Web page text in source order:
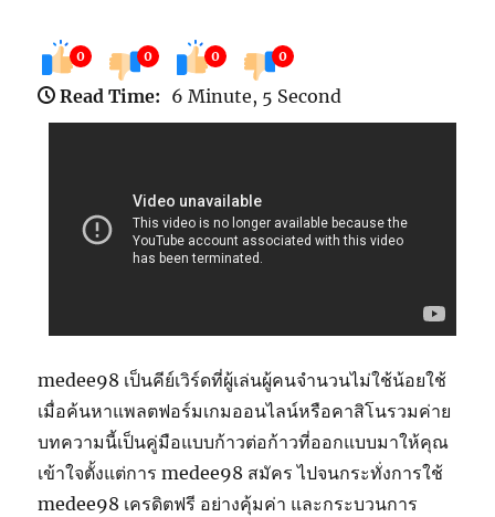
0 0 0 0
Read Time: 6 Minute, 5 Second
medee98 เป็นคีย์เวิร์ดที่ผู้เล่นผู้คนจำนวนไม่ใช้น้อยใช้
เมื่อค้นหาแพลตฟอร์มเกมออนไลน์หรือคาสิโนรวมค่าย
บทความนี้เป็นคู่มือแบบก้าวต่อก้าวที่ออกแบบมาให้คุณ
เข้าใจตั้งแต่การ medee98 สมัคร ไปจนกระทั่งการใช้
medee98 เครดิตฟรี อย่างคุ้มค่า และกระบวนการ